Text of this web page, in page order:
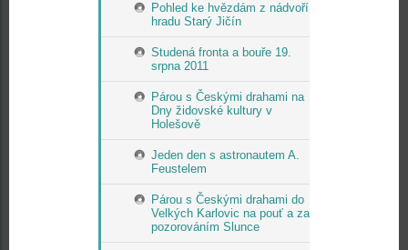
Pohled ke hvězdám z nádvoří
hradu Starý Jičín
Studená fronta a bouře 19.
srpna 2011
Párou s Českými drahami na
Dny židovské kultury v
Holešově
Jeden den s astronautem A.
Feustelem
Párou s Českými drahami do
Velkých Karlovic na pouť a za
pozorováním Slunce